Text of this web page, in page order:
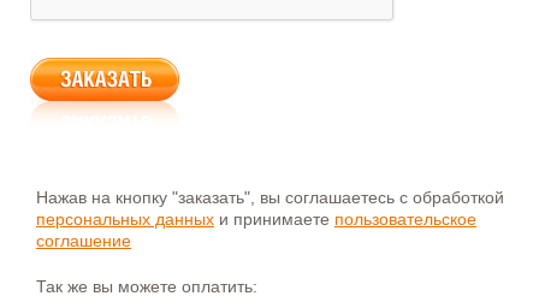
Нажав на кнопку "заказать", вы соглашаетесь с обработкой
персональных данных и принимаете пользовательское
соглашение
Так же вы можете оплатить: